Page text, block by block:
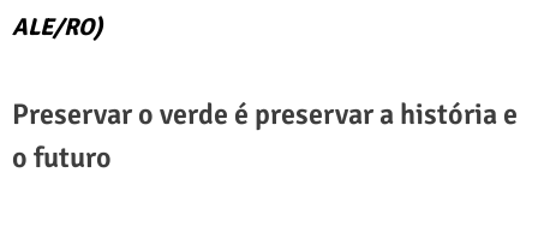
ALE/RO)
Preservar o verde é preservar a história e
o futuro